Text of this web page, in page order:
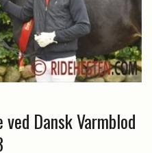
Dansk Varmblod